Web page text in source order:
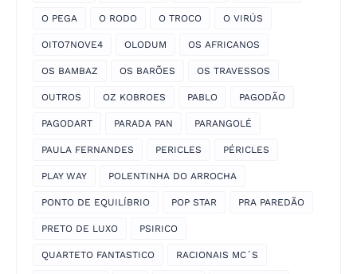
O PEGA O RODO O TROCO O VIRÚS
OITO7NOVE4 OLODUM OS AFRICANOS
OS BAMBAZ OS BARÕES OS TRAVESSOS
OUTROS OZ KOBROES PABLO PAGODÃO
PAGODART PARADA PAN PARANGOLÉ
PAULA FERNANDES PERICLES PÉRICLES
PLAY WAY POLENTINHA DO ARROCHA
PONTO DE EQUILÍBRIO POP STAR PRA PAREDÃO
PRETO DE LUXO PSIRICO
QUARTETO FANTASTICO RACIONAIS MC´S